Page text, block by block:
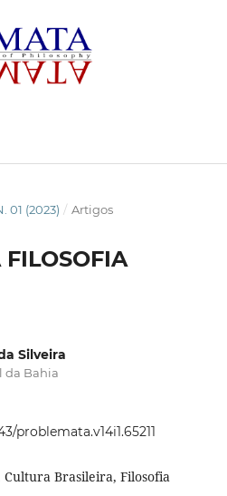
01 (2023) / Artigos
Silveira
da Bahia
problemata.v14i1.65211
Cultura Brasileira, Filosofia